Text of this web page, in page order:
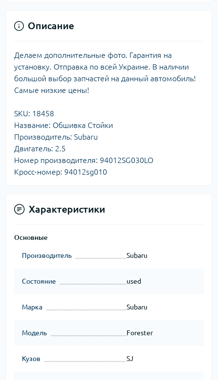
Описание
Делаем дополнительные фото. Гарантия на
установку. Отправка по всей Украине. В наличии
большой выбор запчастей на данный автомобиль!
Самые низкие цены!
SKU: 18458
Название: Обшивка Стойки
Производитель: Subaru
Двигатель: 2.5
Номер производителя: 94012SG030LO
Кросс-номер: 94012sg010
Характеристики
Основные
Производитель Subaru
Состояние used
Марка Subaru
Модель Forester
Кузов SJ